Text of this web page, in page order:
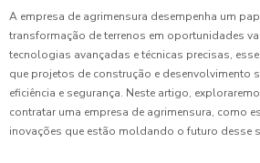
A empresa de agrimensura desempenha um
transformação de terrenos em oportunidades
tecnologias avançadas e técnicas precisas,
que projetos de construção e desenvolvimento
eficiência e segurança. Neste artigo,
contratar uma empresa de agrimensura, como
inovações que estão moldando o futuro desse